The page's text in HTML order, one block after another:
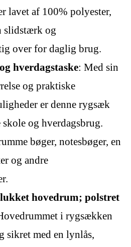
lavet af 100% polyester,
slidstærk og
over for daglig brug.
hverdagstaske: Med sin
og praktiske
er denne rygsæk
og hverdagsbrug.
bøger, notesbøger, en
og andre
hovedrum; polstret
i rygsækken
sikret med en lynlås,